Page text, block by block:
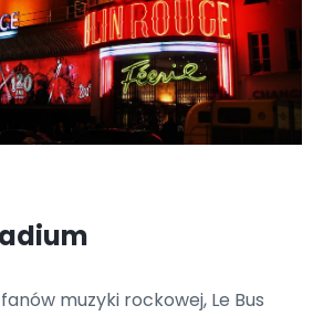
muzyki rockowej, Le Bus